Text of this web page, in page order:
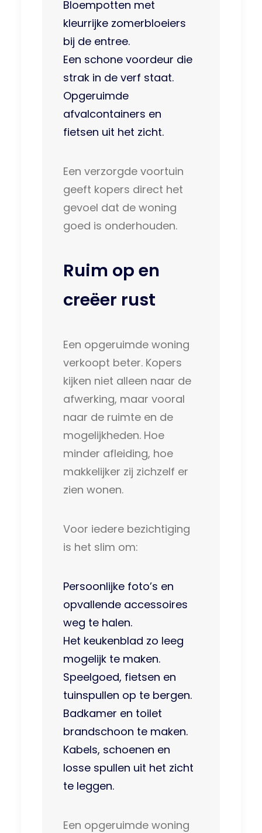
Bloempotten met
kleurrijke zomerbloeiers
bij de entree.
Een schone voordeur die
strak in de verf staat.
Opgeruimde
afvalcontainers en
fietsen uit het zicht.
Een verzorgde voortuin
geeft kopers direct het
gevoel dat de woning
goed is onderhouden.
Ruim op en
creëer rust
Een opgeruimde woning
verkoopt beter. Kopers
kijken niet alleen naar de
afwerking, maar vooral
naar de ruimte en de
mogelijkheden. Hoe
minder afleiding, hoe
makkelijker zij zichzelf er
zien wonen.
Voor iedere bezichtiging
is het slim om:
Persoonlijke foto’s en
opvallende accessoires
weg te halen.
Het keukenblad zo leeg
mogelijk te maken.
Speelgoed, fietsen en
tuinspullen op te bergen.
Badkamer en toilet
brandschoon te maken.
Kabels, schoenen en
losse spullen uit het zicht
te leggen.
Een opgeruimde woning